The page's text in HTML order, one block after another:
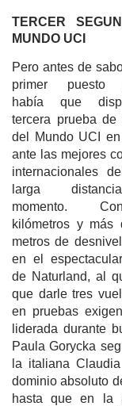
TERCER
MUNDO UCI
Pero antes de
primer puesto
había que
tercera prueba
del Mundo UCI en
ante las mejores
internacionales
larga
momento.
kilómetros y más
metros de
en el
de Naturland, al
que darle tres
en pruebas
liderada durante
Paula Gorycka
la italiana
dominio absoluto
hasta que en la